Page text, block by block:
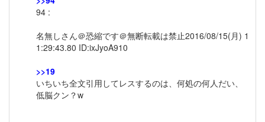
94 :
名無しさん＠恐縮です＠無断転載は禁止2016/08/15(月) 1
1:29:43.80 ID:ixJyoA910
>>19
いちいち全文引用してレスするのは、何処の何人だい、
低脳クン？w